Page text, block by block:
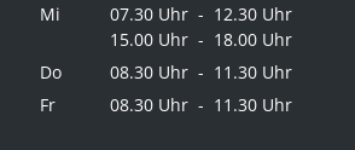
Mi
07.30 Uhr - 12.30 Uhr
15.00 Uhr - 18.00 Uhr
Do
08.30 Uhr - 11.30 Uhr
Fr
08.30 Uhr - 11.30 Uhr